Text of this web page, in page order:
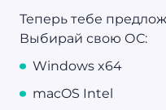
Теперь тебе
Выбирай свою ОС:
Windows x64
macOS Intel